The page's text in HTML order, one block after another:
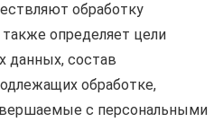
обработку
определяет цели
данных, состав
обработке,
с персональными